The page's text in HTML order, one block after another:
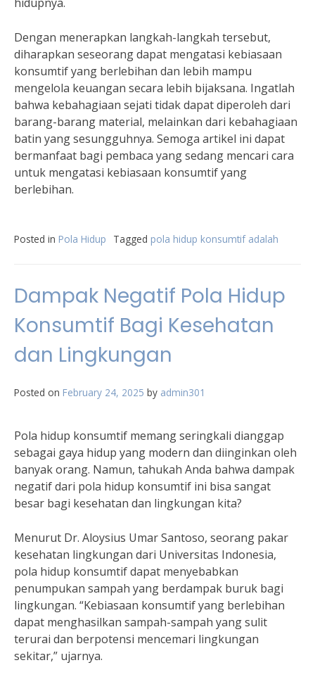
Dengan menerapkan langkah-langkah tersebut,
diharapkan seseorang dapat mengatasi kebiasaan
konsumtif yang berlebihan dan lebih mampu
mengelola keuangan secara lebih bijaksana. Ingatlah
bahwa kebahagiaan sejati tidak dapat diperoleh dari
barang-barang material, melainkan dari kebahagiaan
batin yang sesungguhnya. Semoga artikel ini dapat
bermanfaat bagi pembaca yang sedang mencari cara
untuk mengatasi kebiasaan konsumtif yang
berlebihan.
Posted in Pola Hidup Tagged pola hidup konsumtif adalah
Dampak Negatif Pola Hidup
Konsumtif Bagi Kesehatan
dan Lingkungan
Posted on February 24, 2025 by admin301
Pola hidup konsumtif memang seringkali dianggap
sebagai gaya hidup yang modern dan diinginkan oleh
banyak orang. Namun, tahukah Anda bahwa dampak
negatif dari pola hidup konsumtif ini bisa sangat
besar bagi kesehatan dan lingkungan kita?
Menurut Dr. Aloysius Umar Santoso, seorang pakar
kesehatan lingkungan dari Universitas Indonesia,
pola hidup konsumtif dapat menyebabkan
penumpukan sampah yang berdampak buruk bagi
lingkungan. “Kebiasaan konsumtif yang berlebihan
dapat menghasilkan sampah-sampah yang sulit
terurai dan berpotensi mencemari lingkungan
sekitar,” ujarnya.